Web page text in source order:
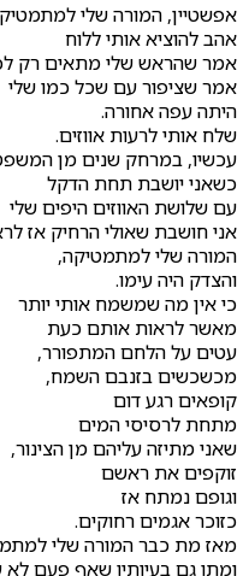
אפשטיין, המורה שלי
אהב להוציא אותי ללוח
אמר שהראש שלי מתאים רק
אמר שציפור עם שכל כמו שלי
היתה עפה אחורה.
שלח אותי לרעות אווזים.
עכשיו, במרחק שנים מן
כשאני יושבת תחת הדקל
עם שלושת האווזים היפים שלי
אני חושבת שאולי הרחיק אז
המורה שלי למתמטיקה,
והצדק היה עימו.
כי אין מה שמשמח אותי יותר
מאשר לראות אותם כעת
עטים על הלחם המתפורר,
מכשכשים בזנבם השמח,
קופאים רגע דום
מתחת לרסיסי המים
שאני מתיזה עליהם מן הצינור,
זוקפים את ראשם
וגופם נמתח אז
כזוכר אגמים רחוקים.
מאז מת כבר המורה שלי
ומתו גם בעיותיו שאף פעם לא